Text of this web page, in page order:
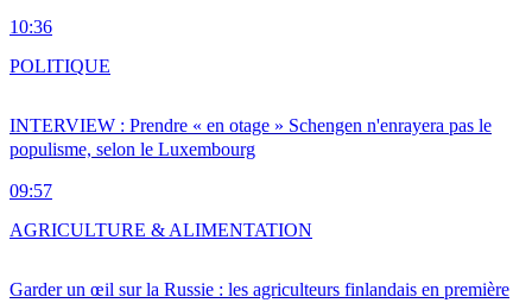
10:36
INTERVIEW : Prendre « en otage » Schengen n'enrayera pas le
populisme, selon le Luxembourg
09:57
POLITIQUE
Garder un œil sur la Russie : les agriculteurs finlandais en première
AGRICULTURE & ALIMENTATION